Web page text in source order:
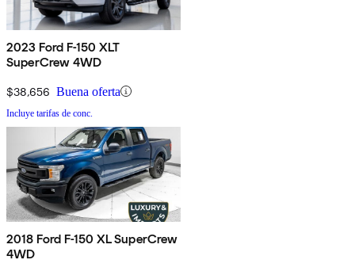
2023 Ford F-150 XLT
SuperCrew 4WD
$38,656 Buena oferta
Incluye tarifas de conc.
2018 Ford F-150 XL SuperCrew
4WD